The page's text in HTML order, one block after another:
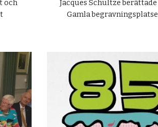
och
Jacques Schultze
Gamla